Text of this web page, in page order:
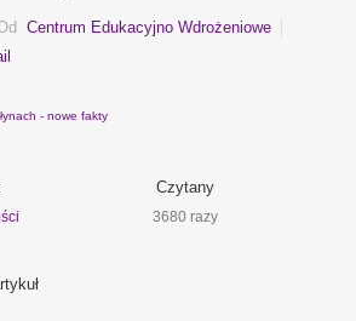
Centrum Edukacyjno Wdrożeniowe
Czytany
3680 razy